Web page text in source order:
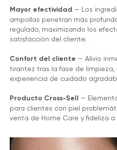
Mayor efectividad — Los
ampollas penetran más
regulado, maximizando los
satisfacción del cliente.
Confort del cliente — Alivio
tirantez tras la fase de limpieza,
experiencia de cuidado
Producto Cross-Sell —
para clientes con piel
venta de Home Care y fideliza